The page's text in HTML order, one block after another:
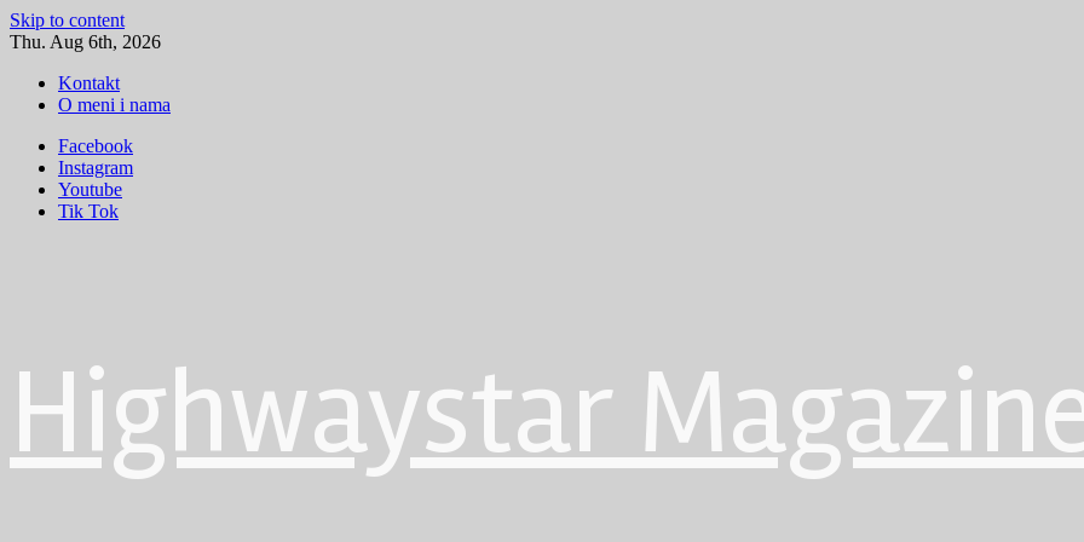
Skip to content
Thu. Aug 6th, 2026
Kontakt
O meni i nama
Facebook
Instagram
Youtube
Tik Tok
Highwaystar